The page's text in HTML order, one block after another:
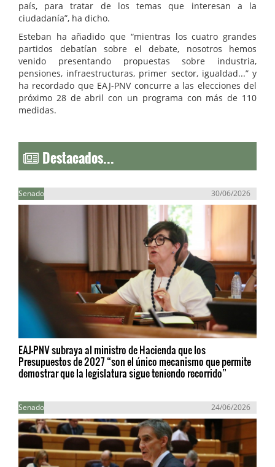
país, para tratar de los temas que interesan a la
ciudadanía”, ha dicho.
Esteban ha añadido que “mientras los cuatro grandes
partidos debatían sobre el debate, nosotros hemos
venido presentando propuestas sobre industria,
pensiones, infraestructuras, primer sector, igualdad...” y
ha recordado que EAJ-PNV concurre a las elecciones del
próximo 28 de abril con un programa con más de 110
medidas.
Destacados...
Senado 30/06/2026
EAJ-PNV subraya al ministro de Hacienda que los
Presupuestos de 2027 “son el único mecanismo que permite
demostrar que la legislatura sigue teniendo recorrido”
Senado 24/06/2026